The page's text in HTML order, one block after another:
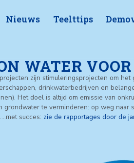
Nieuws
Water projecten zijn
waterschappen,
Het doel is altijd om